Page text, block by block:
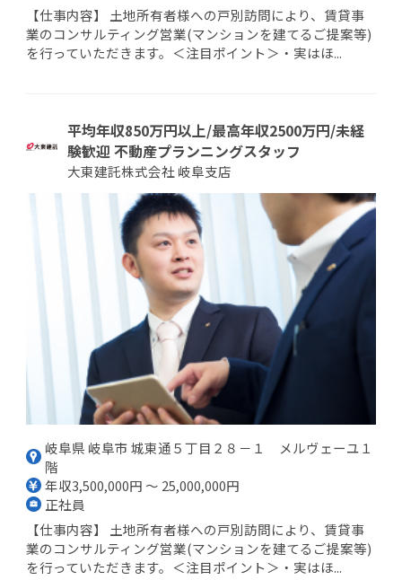
【仕事内容】 土地所有者様への戸別訪問により、賃貸事
業のコンサルティング営業(マンションを建てるご提案等)
を行っていただきます。＜注目ポイント＞・実はほ...
平均年収850万円以上/最高年収2500万円/未経
験歓迎 不動産プランニングスタッフ
大東建託株式会社 岐阜支店
岐阜県 岐阜市 城東通５丁目２８－１ メルヴェーユ１
階
年収3,500,000円 ～ 25,000,000円
正社員
【仕事内容】 土地所有者様への戸別訪問により、賃貸事
業のコンサルティング営業(マンションを建てるご提案等)
を行っていただきます。＜注目ポイント＞・実はほ...